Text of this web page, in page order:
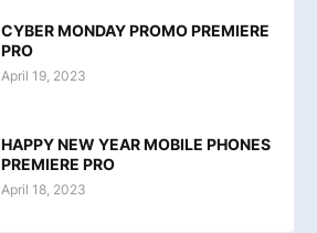
CYBER MONDAY PROMO PREMIERE
PRO
April 19, 2023
HAPPY NEW YEAR MOBILE PHONES
PREMIERE PRO
April 18, 2023